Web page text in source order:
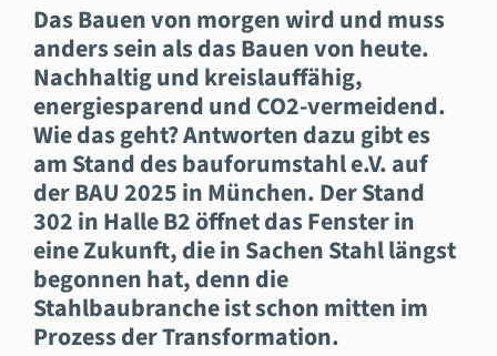
Das Bauen von morgen wird und muss
anders sein als das Bauen von heute.
Nachhaltig und kreislauffähig,
energiesparend und CO2-vermeidend.
Wie das geht? Antworten dazu gibt es
am Stand des bauforumstahl e.V. auf
der BAU 2025 in München. Der Stand
302 in Halle B2 öffnet das Fenster in
eine Zukunft, die in Sachen Stahl längst
begonnen hat, denn die
Stahlbaubranche ist schon mitten im
Prozess der Transformation.